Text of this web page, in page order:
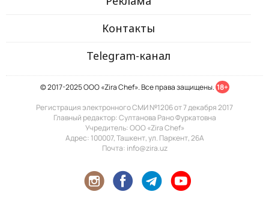
Контакты
Telegram-канал
© 2017-2025 ООО «Zira Chef». Все права защищены. 18+
Регистрация электронного СМИ №1206 от 7 декабря 2017
Главный редактор: Султанова Рано Фуркатовна
Учредитель: ООО «Zira Chef»
Адрес: 100007, Ташкент, ул. Паркент, 26А
Почта: info@zira.uz